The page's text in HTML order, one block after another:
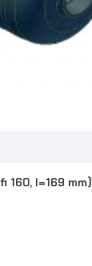
160, l=169 mm)